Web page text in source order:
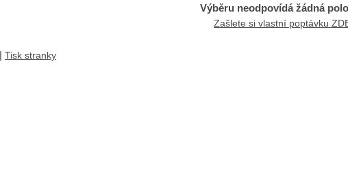
Výběru neodpovídá žádná
Zašlete si vlastní poptávku
Tisk stranky